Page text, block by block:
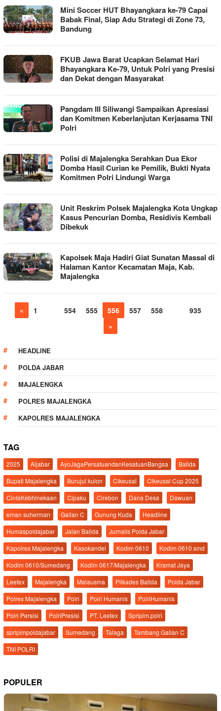
Mini Soccer HUT Bhayangkara ke-79 Capai
Babak Final, Siap Adu Strategi di Zone 73,
Bandung
FKUB Jawa Barat Ucapkan Selamat Hari
Bhayangkara Ke-79, Untuk Polri yang Presisi
dan Dekat dengan Masyarakat
Pangdam III Siliwangi Sampaikan Apresiasi
dan Komitmen Keberlanjutan Kerjasama TNI
Polri
Polisi di Majalengka Serahkan Dua Ekor
Domba Hasil Curian ke Pemilik, Bukti Nyata
Komitmen Polri Lindungi Warga
Unit Reskrim Polsek Majalengka Kota Ungkap
Kasus Pencurian Domba, Residivis Kembali
Dibekuk
Kapolsek Maja Hadiri Giat Sunatan Massal di
Halaman Kantor Kecamatan Maja, Kab.
Majalengka
« 1 554 555 556 557 558
935
»
HEADLINE
POLDA JABAR
MAJALENGKA
POLRES MAJALENGKA
KAPOLRES MAJALENGKA
TAG
2025 Aljabar AyoJagaPersatuandanKesatuanBangsa
Balida
Bupati Majalengka
Burujul kulon Cikeusal
Cikeusal Cup 2025
CintaKebhinekaan
Cipaku Cirebon Dana Desa
Dawuan
eman suherman
Galian C Gunung Kuda
Headline
Humaspoldajabar
Jalan Balida
Jurnalis Polda Jabar
Kapolres Majalengka
Kasokandel Kodim 0610
Kodim 0610 smd
Kodim 0610/Sumedang
Kodim 0617/Majalengka
Kramat Jaya
Leetex
Majalengka Malausma Pilkades Balida
Polda Jabar
Polres Majalengka
Polri Polri Humanis
PolriHumanis
Polri Persisi
PolriPresisi PT. Leetex
Spripim.polri
spripimpoldajabar
Sumedang Talaga
Tambang Galian C
TNI POLRI
POPULER